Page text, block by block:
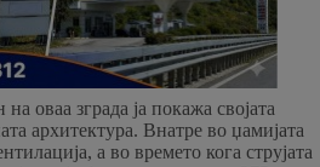
оваа зграда ја покажа својата
архитектура. Внатре во џамијата
а во времето кога струјата